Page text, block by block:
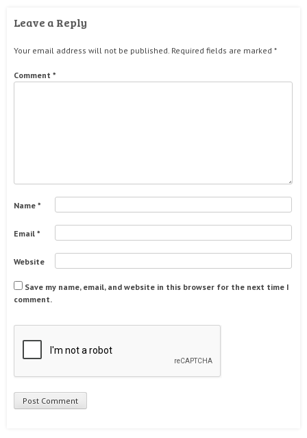
Leave a Reply
Your email address will not be published. Required fields are marked *
Comment *
Name *
Email *
Website
Save my name, email, and website in this browser for the next time I
comment.